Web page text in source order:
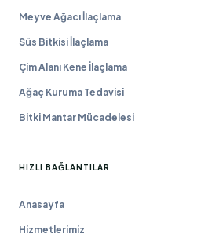
Meyve Ağacı İlaçlama
Süs Bitkisi İlaçlama
Çim Alanı Kene İlaçlama
Ağaç Kuruma Tedavisi
Bitki Mantar Mücadelesi
HIZLI BAĞLANTILAR
Anasayfa
Hizmetlerimiz